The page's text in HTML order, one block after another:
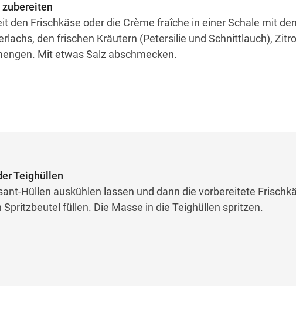
den Frischkäse oder die Crème fraîche in einer Schale mit
den frischen Kräutern (Petersilie und Schnittlauch),
Mit etwas Salz abschmecken.
Teighüllen
Hüllen auskühlen lassen und dann die vorbereitete
Spritzbeutel füllen. Die Masse in die Teighüllen spritzen.